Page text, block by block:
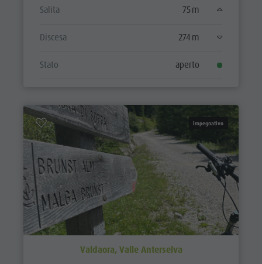
Salita 75 m
Discesa 274 m
Stato aperto
Impegnativo
Valdaora, Valle Anterselva